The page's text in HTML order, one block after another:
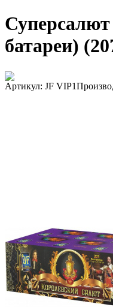
батареи)
Артикул: JF VIP1